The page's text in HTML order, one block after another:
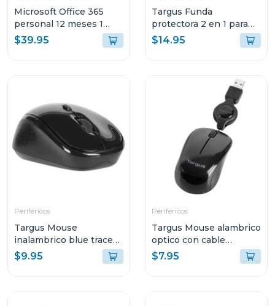
Microsoft Office 365
personal 12 meses 1
dispositivo
$39.95
Targus Funda
protectora 2 en 1 para
laptop de 14"
$14.95
Periféricos
Targus Mouse
inalambrico blue trace
optico color negro
$9.95
Periféricos
Targus Mouse alambrico
optico con cable
retractil amu75
$7.95